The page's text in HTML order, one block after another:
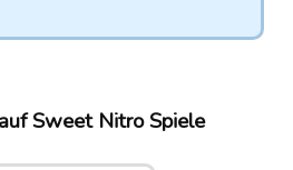
Sweet Nitro Spiele